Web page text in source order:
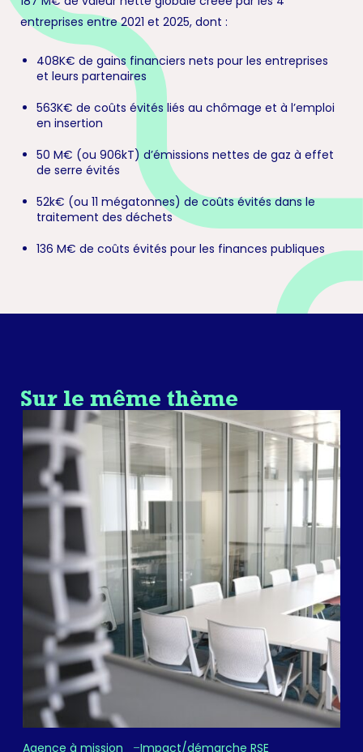
entreprises entre 2021 et 2025, dont :
408K€ de gains financiers nets pour les entreprises
et leurs partenaires
563K€ de coûts évités liés au chômage et à l’emploi
en insertion
50 M€ (ou 906kT) d’émissions nettes de gaz à effet
de serre évités
52k€ (ou 11 mégatonnes) de coûts évités dans le
traitement des déchets
136 M€ de coûts évités pour les finances publiques
Sur le même thème
Agence à mission Impact/démarche RSE